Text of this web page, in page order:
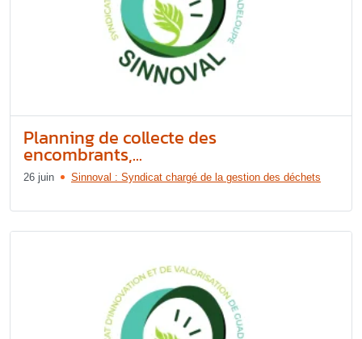
Planning de collecte des
encombrants,...
26 juin Sinnoval : Syndicat chargé de la gestion des déchets